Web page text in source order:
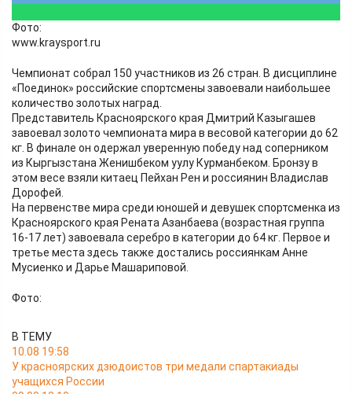
Фото:
www.kraysport.ru
Чемпионат собрал 150 участников из 26 стран. В дисциплине
«Поединок» российские спортсмены завоевали наибольшее
количество золотых наград.
Представитель Красноярского края Дмитрий Казыгашев
завоевал золото чемпионата мира в весовой категории до 62
кг. В финале он одержал уверенную победу над соперником
из Кыргызстана Женишбеком уулу Курманбеком. Бронзу в
этом весе взяли китаец Пейхан Рен и россиянин Владислав
Дорофей.
На первенстве мира среди юношей и девушек спортсменка из
Красноярского края Рената Азанбаева (возрастная группа
16-17 лет) завоевала серебро в категории до 64 кг. Первое и
третье места здесь также достались россиянкам Анне
Мусиенко и Дарье Машариповой.
Фото:
В ТЕМУ
10.08 19:58
У красноярских дзюдоистов три медали спартакиады
учащихся России